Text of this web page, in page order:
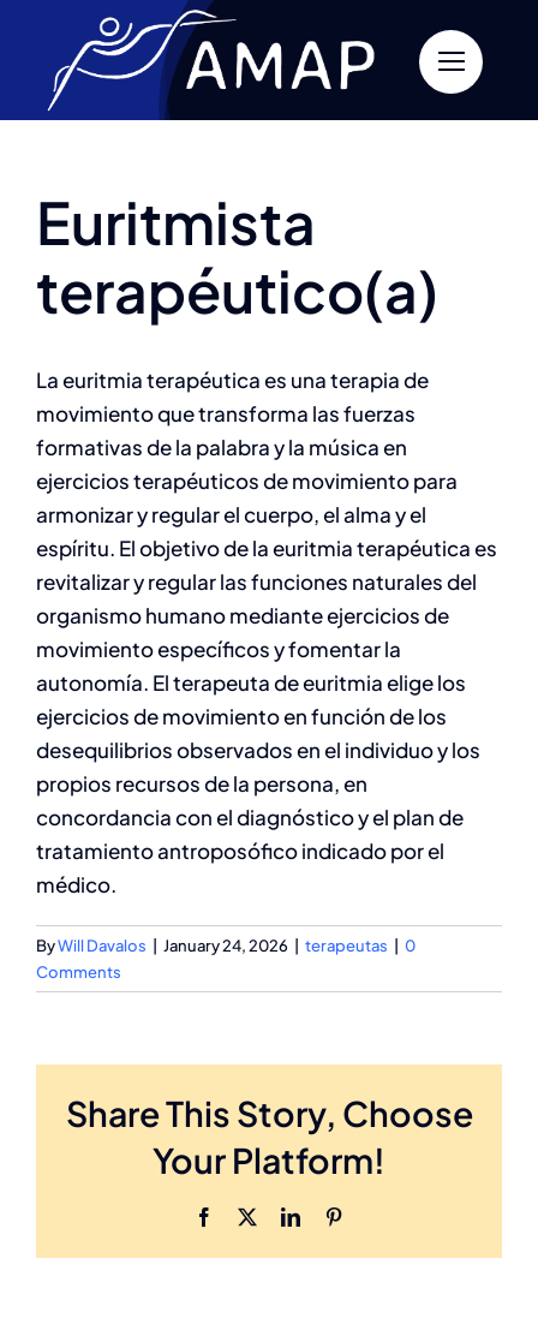
content
Previous Next
Euritmista
terapéutico(a)
La euritmia terapéutica es una terapia de
movimiento que transforma las fuerzas
formativas de la palabra y la música en
ejercicios terapéuticos de movimiento para
armonizar y regular el cuerpo, el alma y el
espíritu. El objetivo de la euritmia terapéutica es
revitalizar y regular las funciones naturales del
organismo humano mediante ejercicios de
movimiento específicos y fomentar la
autonomía. El terapeuta de euritmia elige los
ejercicios de movimiento en función de los
desequilibrios observados en el individuo y los
propios recursos de la persona, en
concordancia con el diagnóstico y el plan de
tratamiento antroposófico indicado por el
médico.
ByWill Davalos January 24, 2026 terapeutas
0
Comments
Share This Story, Choose
Your Platform!
Facebook LinkedIn